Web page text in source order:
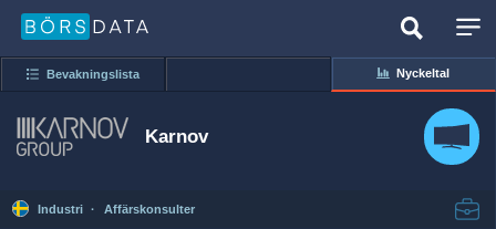
Bevakningslista Nyckeltal
Karnov
Industri · Affärskonsulter